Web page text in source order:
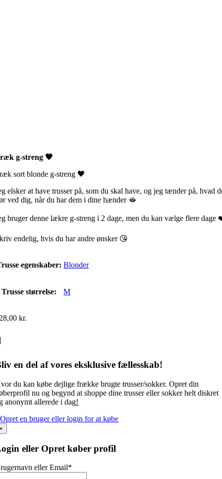
g-streng 🖤
sort blonde g-streng 🖤
elsker at have trusser på, som du skal have, og jeg tænder på, hvad
ved dig, når du har dem i dine hænder 🫦
bruger denne lækre g-streng i 2 dage, men du kan vælge flere dage
endelig, hvis du har andre ønsker 😘
egenskaber: Blonder
Trusse størrelse: M
kr.
en del af vores eksklusive fællesskab!
du kan købe dejlige frække brugte trusser/sokker. Opret din
nu og begynd at shoppe dine trusser eller sokker helt diskret
anonymt allerede i dag!
Opret en bruger eller login for at købe
eller Opret køber profil
eller Email*